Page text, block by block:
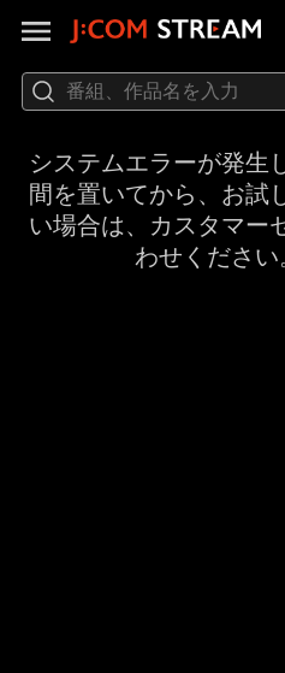
システムエラーが発生
間を置いてから、お試
い場合は、カスタマー
わせください